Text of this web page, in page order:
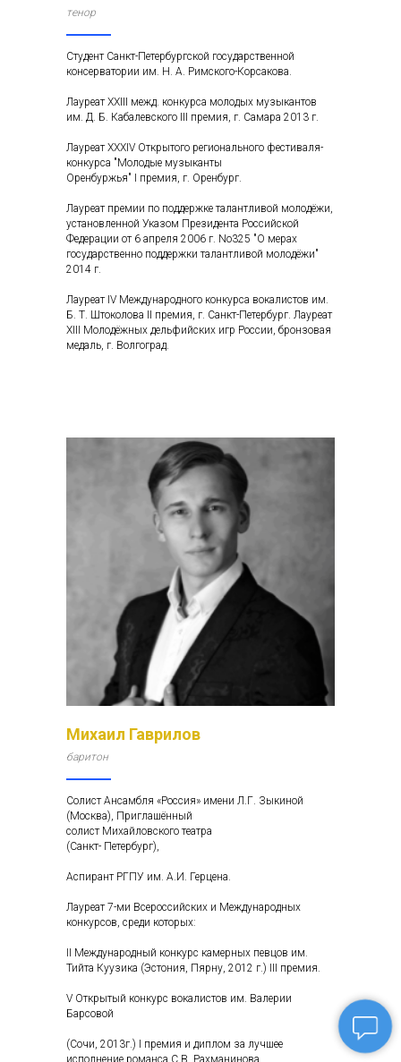
тенор
Студент Санкт-Петербургской государственной
консерватории им. Н. А. Римского-Корсакова.
Лауреат XXIII межд. конкурса молодых музыкантов
им. Д. Б. Кабалевского III премия, г. Самара 2013 г.
Лауреат XXXIV Открытого регионального фестиваля-
конкурса "Молодые музыканты
Оренбуржья" I премия, г. Оренбург.
Лауреат премии по поддержке талантливой молодёжи,
установленной Указом Президента Российской
Федерации от 6 апреля 2006 г. No325 "О мерах
государственно поддержки талантливой молодёжи"
2014 г.
Лауреат IV Международного конкурса вокалистов им.
Б. Т. Штоколова II премия, г. Санкт-Петербург. Лауреат
XIII Молодёжных дельфийских игр России, бронзовая
медаль, г. Волгоград.
Михаил Гаврилов
баритон
Солист Ансамбля «Россия» имени Л.Г. Зыкиной
(Москва), Приглашённый
солист Михайловского театра
(Санкт- Петербург),
Аспирант РГПУ им. А.И. Герцена.
Лауреат 7-ми Всероссийских и Международных
конкурсов, среди которых:
II Международный конкурс камерных певцов им.
Тийта Куузика (Эстония, Пярну, 2012 г.) III премия.
V Открытый конкурс вокалистов им. Валерии
Барсовой
(Сочи, 2013г.) I премия и диплом за лучшее
исполнение романса С.В. Рахманинова.